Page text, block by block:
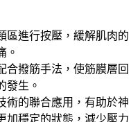
區進行按壓，緩解肌肉的
。
合撥筋手法，使筋膜層回
發生。
術的聯合應用，有助於神
加穩定的狀態，減少壓力